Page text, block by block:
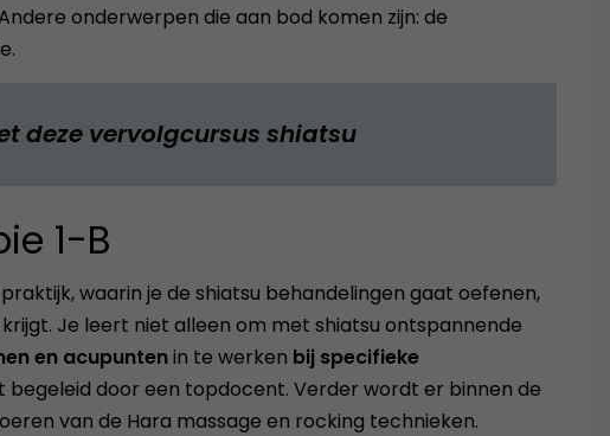
onderwerpen die aan bod komen zijn: de
deze vervolgcursus shiatsu
1-B
waarin je de shiatsu behandelingen gaat oefenen,
Je leert niet alleen om met shiatsu ontspannende
en acupuntenin te werken bij specifieke
begeleid door een topdocent. Verder wordt er binnen de
van de Hara massage en rocking technieken.